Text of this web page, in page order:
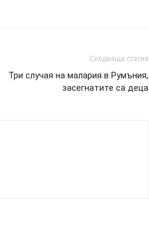
Следваща статия
Три случая на малария в Румъния,
засегнатите са деца